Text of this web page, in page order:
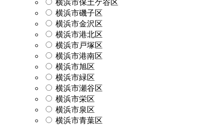
横浜市保土ケ谷区
横浜市磯子区
横浜市金沢区
横浜市港北区
横浜市戸塚区
横浜市港南区
横浜市旭区
横浜市緑区
横浜市瀬谷区
横浜市栄区
横浜市泉区
横浜市青葉区